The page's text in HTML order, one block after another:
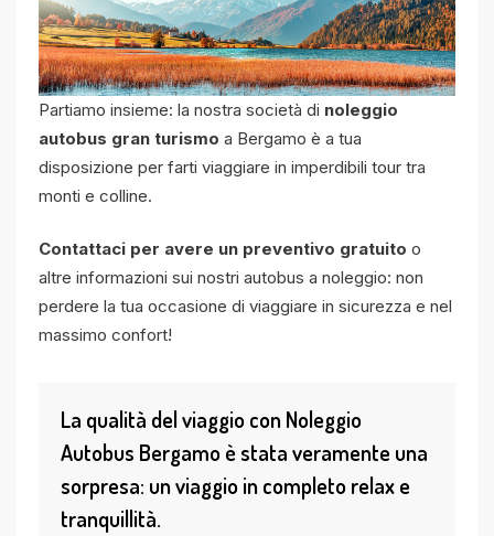
Partiamo insieme: la nostra società di noleggio
autobus gran turismo a Bergamo è a tua
disposizione per farti viaggiare in imperdibili tour tra
monti e colline.
Contattaci per avere un preventivo gratuito o
altre informazioni sui nostri autobus a noleggio: non
perdere la tua occasione di viaggiare in sicurezza e nel
massimo confort!
La qualità del viaggio con Noleggio
Autobus Bergamo è stata veramente una
sorpresa: un viaggio in completo relax e
tranquillità.